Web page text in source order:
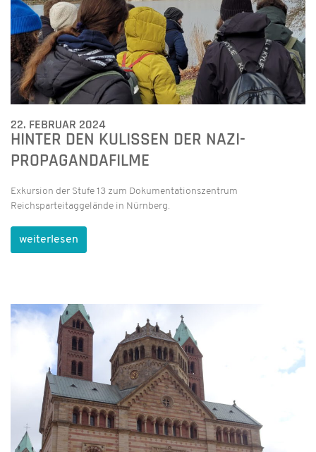
22. FEBRUAR 2024
HINTER DEN KULISSEN DER NAZI-
PROPAGANDAFILME
Exkursion der Stufe 13 zum Dokumentationszentrum
Reichsparteitaggelände in Nürnberg.
weiterlesen